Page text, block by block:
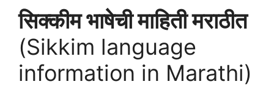
सिक्कीम भाषेची माहिती मराठीत
(Sikkim language
information in Marathi)